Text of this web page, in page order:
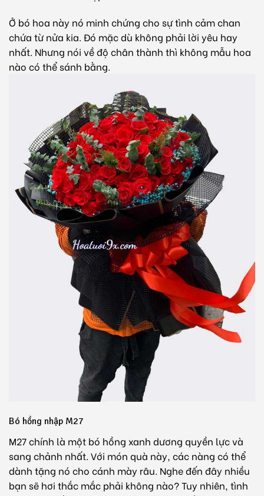
Ở bó hoa này nó minh chứng cho sự tình cảm chan
chứa từ nửa kia. Đó mặc dù không phải lời yêu hay
nhất. Nhưng nói về độ chân thành thì không mẫu hoa
nào có thể sánh bằng.
Bó hồng nhập M27
M27 chính là một bó hồng xanh dương quyền lực và
sang chảnh nhất. Với món quà này, các nàng có thể
dành tặng nó cho cánh mày râu. Nghe đến đây nhiều
bạn sẽ hơi thắc mắc phải không nào? Tuy nhiên, tình